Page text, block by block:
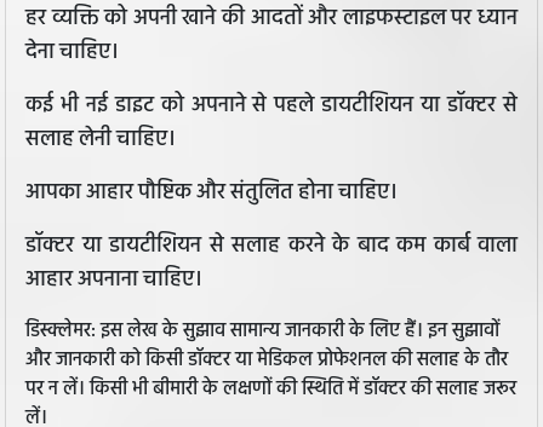
हर व्यक्ति को अपनी खाने की आदतों और लाइफस्टाइल पर ध्यान
देना चाहिए।
कई भी नई डाइट को अपनाने से पहले डायटीशियन या डॉक्टर से
सलाह लेनी चाहिए।
आपका आहार पौष्टिक और संतुलित होना चाहिए।
डॉक्टर या डायटीशियन से सलाह करने के बाद कम कार्ब वाला
आहार अपनाना चाहिए।
डिस्क्लेमर: इस लेख के सुझाव सामान्य जानकारी के लिए हैं। इन सुझावों
और जानकारी को किसी डॉक्टर या मेडिकल प्रोफेशनल की सलाह के तौर
पर न लें। किसी भी बीमारी के लक्षणों की स्थिति में डॉक्टर की सलाह जरूर
लें।